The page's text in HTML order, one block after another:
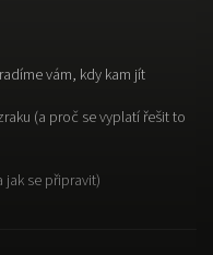
vám, kdy kam jít
(a proč se vyplatí řešit to
jak se připravit)